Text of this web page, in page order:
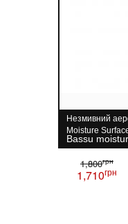
Незмивний
Moisture
Bassu
1,800грн
1,710грн